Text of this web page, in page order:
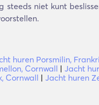
niet kunt
huren Porsmilin,
Cornwall | Jacht
Cornwall | Jacht huren